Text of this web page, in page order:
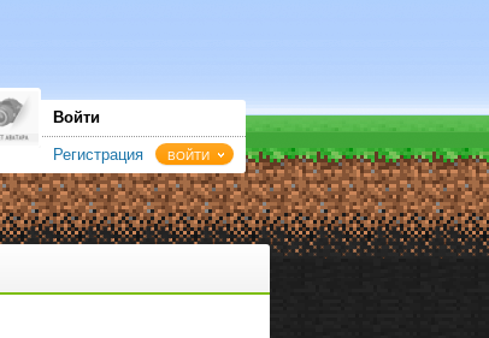
Войти
Регистрация ВОЙТИ